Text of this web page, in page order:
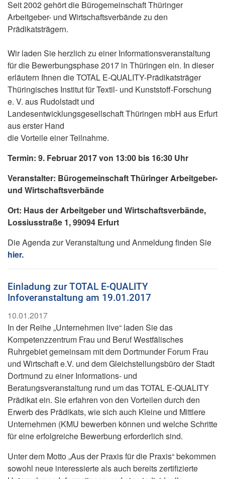
Seit 2002 gehört die Bürogemeinschaft Thüringer
Arbeitgeber- und Wirtschaftsverbände zu den
Prädikatsträgern.
Wir laden Sie herzlich zu einer Informationsveranstaltung
für die Bewerbungsphase 2017 in Thüringen ein. In dieser
erläutern Ihnen die TOTAL E-QUALITY-Prädikatsträger
Thüringisches Institut für Textil- und Kunststoff-Forschung
e. V. aus Rudolstadt und
Landesentwicklungsgesellschaft Thüringen mbH aus Erfurt
aus erster Hand
die Vorteile einer Teilnahme.
Termin: 9. Februar 2017 von 13:00 bis 16:30 Uhr
Veranstalter: Bürogemeinschaft Thüringer Arbeitgeber-
und Wirtschaftsverbände
Ort: Haus der Arbeitgeber und Wirtschaftsverbände,
Lossiusstraße 1, 99094 Erfurt
Die Agenda zur Veranstaltung und Anmeldung finden Sie
hier.
Einladung zur TOTAL E-QUALITY
Infoveranstaltung am 19.01.2017
10.01.2017
In der Reihe „Unternehmen live“ laden Sie das
Kompetenzzentrum Frau und Beruf Westfälisches
Ruhrgebiet gemeinsam mit dem Dortmunder Forum Frau
und Wirtschaft e.V. und dem Gleichstellungsbüro der Stadt
Dortmund zu einer Informations- und
Beratungsveranstaltung rund um das TOTAL E-QUALITY
Prädikat ein. Sie erfahren von den Vorteilen durch den
Erwerb des Prädikats, wie sich auch Kleine und Mittlere
Unternehmen (KMU bewerben können und welche Schritte
für eine erfolgreiche Bewerbung erforderlich sind.
Unter dem Motto „Aus der Praxis für die Praxis“ bekommen
sowohl neue interessierte als auch bereits zertifizierte